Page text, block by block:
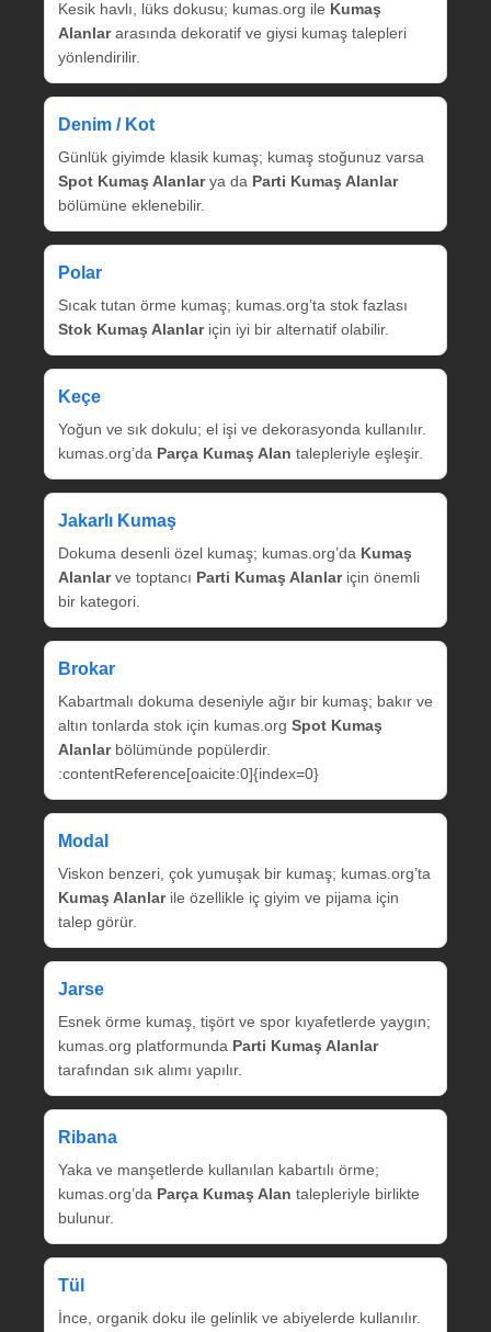
Kesik havlı, lüks dokusu; kumas.org ile Kumaş
Alanlararasında dekoratif ve giysi kumaş talepleri
yönlendirilir.
Denim / Kot
Günlük giyimde klasik kumaş; kumaş stoğunuz varsa
Spot Kumaş Alanlarya da Parti Kumaş Alanlar
bölümüne eklenebilir.
Polar
Sıcak tutan örme kumaş; kumas.org’ta stok fazlası
Stok Kumaş Alanlariçin iyi bir alternatif olabilir.
Keçe
Yoğun ve sık dokulu; el işi ve dekorasyonda kullanılır.
kumas.org’da Parça Kumaş Alan talepleriyle eşleşir.
Jakarlı Kumaş
Dokuma desenli özel kumaş; kumas.org’da Kumaş
Alanlarve toptancı Parti Kumaş Alanlariçin önemli
bir kategori.
Brokar
Kabartmalı dokuma deseniyle ağır bir kumaş; bakır ve
altın tonlarda stok için kumas.org Spot Kumaş
Alanlarbölümünde popülerdir.
:contentReference[oaicite:0]{index=0}
Modal
Viskon benzeri, çok yumuşak bir kumaş; kumas.org’ta
Kumaş Alanlarile özellikle iç giyim ve pijama için
talep görür.
Jarse
Esnek örme kumaş, tişört ve spor kıyafetlerde yaygın;
kumas.org platformunda Parti Kumaş Alanlar
tarafından sık alımı yapılır.
Ribana
Yaka ve manşetlerde kullanılan kabartılı örme;
kumas.org’da Parça Kumaş Alan talepleriyle birlikte
bulunur.
Tül
İnce, organik doku ile gelinlik ve abiyelerde kullanılır.